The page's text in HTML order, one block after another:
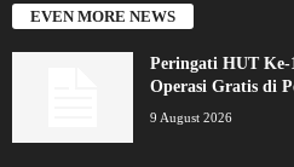
EVEN MORE NEWS
Peringati HUT
Operasi Gratis di
9 August 2026